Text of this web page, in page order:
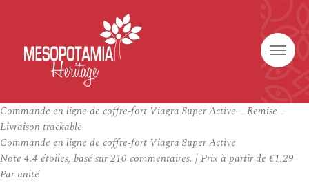
Commande en ligne de coffre-fort Viagra Super Active – Remise –
Livraison trackable
Commande en ligne de coffre-fort Viagra Super Active
Note 4.4 étoiles, basé sur210 commentaires. |Prix à partir de €1.29
Par unité